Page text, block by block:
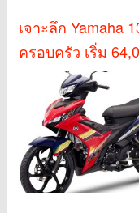
เจาะลึก Yamaha
ครอบครัว เริ่ม